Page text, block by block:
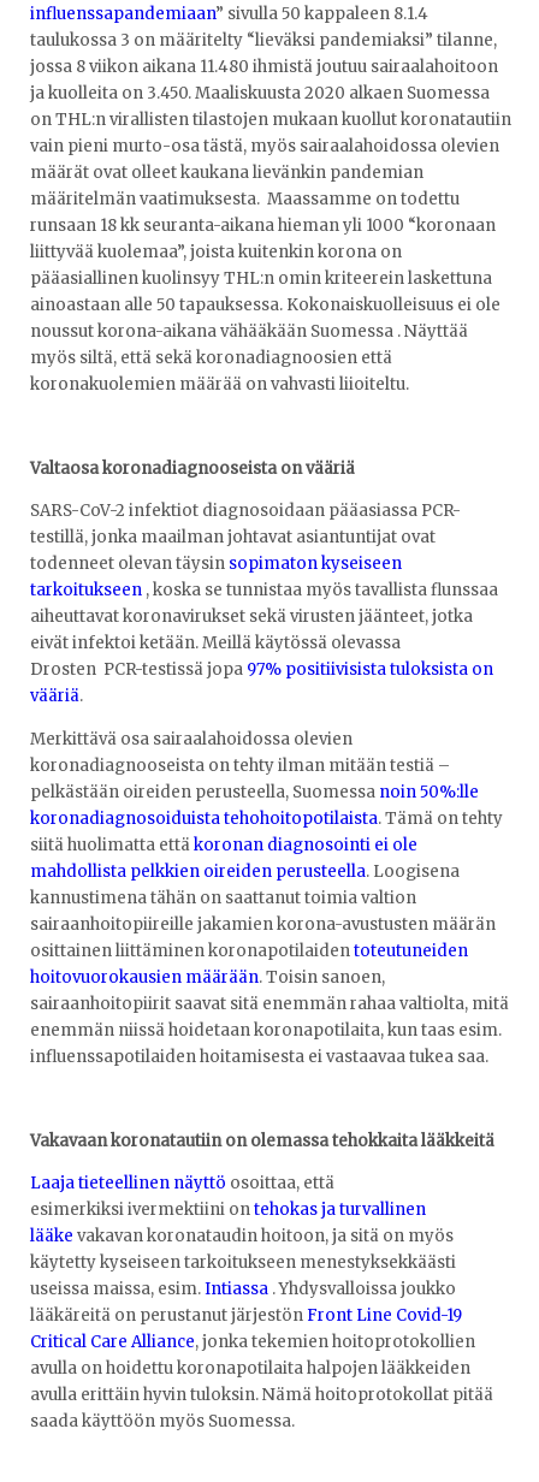
influenssapandemiaan” sivulla 50 kappaleen 8.1.4
taulukossa 3 on määritelty “lieväksi pandemiaksi” tilanne,
jossa 8 viikon aikana 11.480 ihmistä joutuu sairaalahoitoon
ja kuolleita on 3.450. Maaliskuusta 2020 alkaen Suomessa
on THL:n virallisten tilastojen mukaan kuollut koronatautiin
vain pieni murto-osa tästä, myös sairaalahoidossa olevien
määrät ovat olleet kaukana lievänkin pandemian
määritelmän vaatimuksesta. Maassamme on todettu
runsaan 18 kk seuranta-aikana hieman yli 1000 “koronaan
liittyvää kuolemaa”, joista kuitenkin korona on
pääasiallinen kuolinsyy THL:n omin kriteerein laskettuna
ainoastaan alle 50 tapauksessa. Kokonaiskuolleisuus ei ole
noussut korona-aikana vähääkään Suomessa . Näyttää
myös siltä, että sekä koronadiagnoosien että
koronakuolemien määrää on vahvasti liioiteltu.
Valtaosa koronadiagnooseista on vääriä
SARS-CoV-2 infektiot diagnosoidaan pääasiassa PCR-
testillä, jonka maailman johtavat asiantuntijat ovat
todenneet olevan täysin sopimaton kyseiseen
tarkoitukseen , koska se tunnistaa myös tavallista flunssaa
aiheuttavat koronavirukset sekä virusten jäänteet, jotka
eivät infektoi ketään. Meillä käytössä olevassa
Drosten PCR-testissä jopa 97% positiivisista tuloksista on
vääriä.
Merkittävä osa sairaalahoidossa olevien
koronadiagnooseista on tehty ilman mitään testiä –
pelkästään oireiden perusteella, Suomessa noin 50%:lle
koronadiagnosoiduista tehohoitopotilaista. Tämä on tehty
siitä huolimatta ettäkoronan diagnosointi ei ole
mahdollista pelkkien oireiden perusteella. Loogisena
kannustimena tähän on saattanut toimia valtion
sairaanhoitopiireille jakamien korona-avustusten määrän
osittainen liittäminen koronapotilaidentoteutuneiden
hoitovuorokausien määrään. Toisin sanoen,
sairaanhoitopiirit saavat sitä enemmän rahaa valtiolta, mitä
enemmän niissä hoidetaan koronapotilaita, kun taas esim.
influenssapotilaiden hoitamisesta ei vastaavaa tukea saa.
Vakavaan koronatautiin on olemassa tehokkaita lääkkeitä
Laaja tieteellinen näyttö osoittaa, että
esimerkiksi ivermektiini ontehokas ja turvallinen
lääke vakavan koronataudin hoitoon, ja sitä on myös
käytetty kyseiseen tarkoitukseen menestyksekkäästi
useissa maissa, esim.Intiassa . Yhdysvalloissa joukko
lääkäreitä on perustanut järjestön Front Line Covid-19
Critical Care Alliance, jonka tekemien hoitoprotokollien
avulla on hoidettu koronapotilaita halpojen lääkkeiden
avulla erittäin hyvin tuloksin. Nämä hoitoprotokollat pitää
saada käyttöön myös Suomessa.